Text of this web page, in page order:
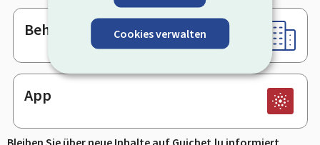
Cookies verwalten
Behörden & sonstige Stellen
App